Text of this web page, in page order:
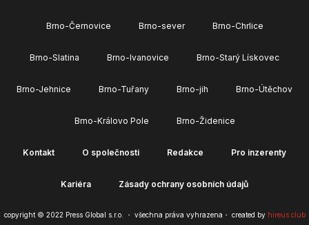
Brno-Černovice Brno-sever Brno-Chrlice
Brno-Slatina Brno-Ivanovice Brno-Starý Lískovec
Brno-Jehnice Brno-Tuřany Brno-jih Brno-Útěchov
Brno-Královo Pole Brno-Židenice
Kontakt O společnosti Redakce Pro inzerenty
Kariéra Zásady ochrany osobních údajů
copyright © 2022 Press Global s.r.o. ・ všechna práva vyhrazena・ created by hireus.club